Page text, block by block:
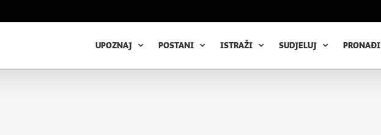
UPOZNAJ POSTANI ISTRAŽI SUDJELUJ PRONAĐI